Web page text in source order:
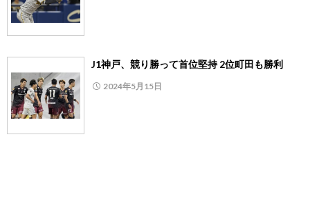
J1神戸、競り勝って首位堅持 2位町田も勝利
2024年5月15日